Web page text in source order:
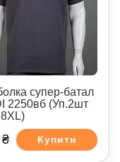
супер-батал
2250вб (Уп.2шт
Купити